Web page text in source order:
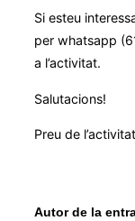
Si esteu
per whatsapp
a l’activitat.
Salutacions!
Preu de
Autor de la